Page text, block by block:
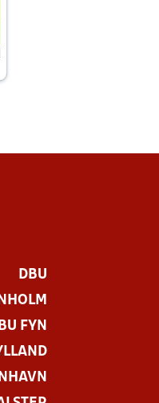
- Danmark 4-2
DBU
FYN